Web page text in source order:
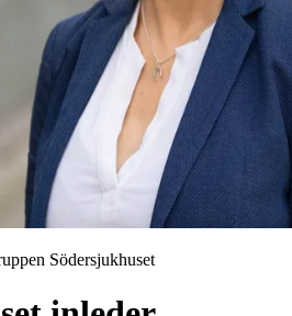
Södersjukhuset